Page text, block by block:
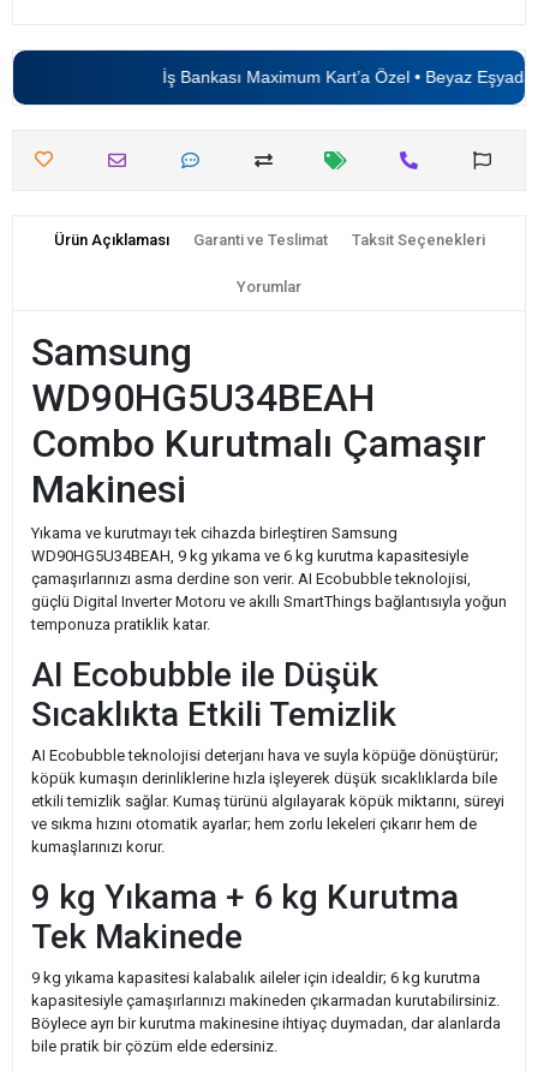
İş Bankası Maximum Kart’a Özel • Beyaz Eşyada6
Ürün Açıklaması Garanti ve Teslimat Taksit Seçenekleri
Yorumlar
Samsung
WD90HG5U34BEAH
Combo Kurutmalı Çamaşır
Makinesi
Yıkama ve kurutmayı tek cihazda birleştiren Samsung
WD90HG5U34BEAH, 9 kg yıkama ve 6 kg kurutma kapasitesiyle
çamaşırlarınızı asma derdine son verir. AI Ecobubble teknolojisi,
güçlü Digital Inverter Motoru ve akıllı SmartThings bağlantısıyla yoğun
temponuza pratiklik katar.
AI Ecobubble ile Düşük
Sıcaklıkta Etkili Temizlik
AI Ecobubble teknolojisi deterjanı hava ve suyla köpüğe dönüştürür;
köpük kumaşın derinliklerine hızla işleyerek düşük sıcaklıklarda bile
etkili temizlik sağlar. Kumaş türünü algılayarak köpük miktarını, süreyi
ve sıkma hızını otomatik ayarlar; hem zorlu lekeleri çıkarır hem de
kumaşlarınızı korur.
9 kg Yıkama + 6 kg Kurutma
Tek Makinede
9 kg yıkama kapasitesi kalabalık aileler için idealdir; 6 kg kurutma
kapasitesiyle çamaşırlarınızı makineden çıkarmadan kurutabilirsiniz.
Böylece ayrı bir kurutma makinesine ihtiyaç duymadan, dar alanlarda
bile pratik bir çözüm elde edersiniz.